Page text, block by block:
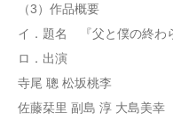
（3）作品概要
イ．題名 『父と僕の終わ
ロ．出演
寺尾 聰 松坂桃李
佐藤栞里 副島 淳 大島美幸